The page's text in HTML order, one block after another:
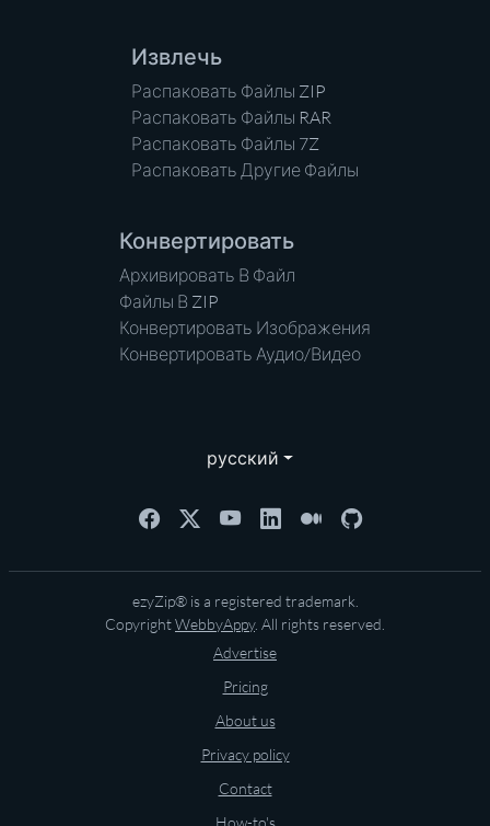
Извлечь
Распаковать Файлы ZIP
Распаковать Файлы RAR
Распаковать Файлы 7Z
Распаковать Другие Файлы
Конвертировать
Архивировать В Файл
Файлы В ZIP
Конвертировать Изображения
Конвертировать Аудио/Видео
русский
ezyZip® is a registered trademark.
CopyrightWebbyAppy. All rights reserved.
Advertise
Pricing
About us
Privacy policy
Contact